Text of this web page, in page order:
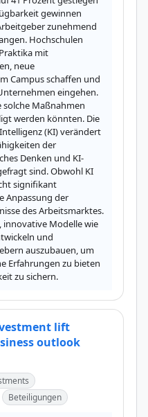
gewinnen
zunehmend
Hochschulen
mit
neue
Campus schaffen und
eingehen.
solche Maßnahmen
werden könnten. Die
(KI) verändert
der
Denken und KI-
sind. Obwohl KI
signifikant
Anpassung der
des Arbeitsmarktes.
innovative Modelle wie
und
auszubauen, um
Erfahrungen zu bieten
zu sichern.
lift
outlook
Beteiligungen